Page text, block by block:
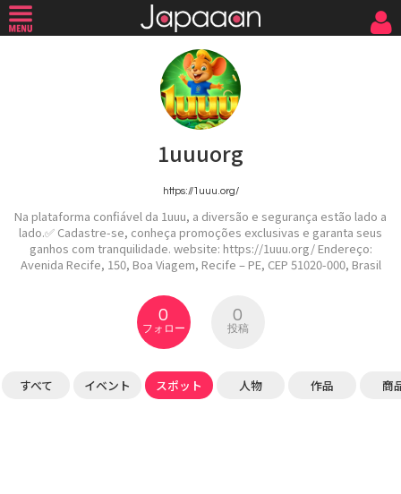
1uuuorg
https://1uuu.org/
Na plataforma confiável da 1uuu, a diversão e segurança estão lado a
lado.✅ Cadastre-se, conheça promoções exclusivas e garanta seus
ganhos com tranquilidade. website: https://1uuu.org/ Endereço:
Avenida Recife, 150, Boa Viagem, Recife – PE, CEP 51020-000, Brasil
0
フォロー
0
投稿
すべて イベント スポット 人物 作品 商